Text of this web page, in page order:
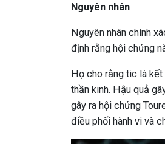
Nguyên nhân
Nguyên nhân chính
định rằng hội chứng
Họ cho rằng tic là
thần kinh. Hậu quả
gây ra hội chứng
điều phối hành vi và